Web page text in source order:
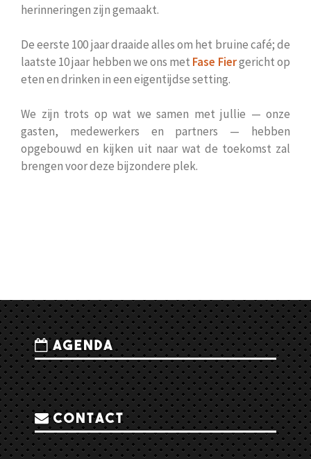
herinneringen zijn gemaakt.
De eerste 100 jaar draaide alles om het bruine café; de
laatste 10 jaar hebben we ons met Fase Fiergericht op
eten en drinken in een eigentijdse setting.
We zijn trots op wat we samen met jullie — onze
gasten, medewerkers en partners — hebben
opgebouwd en kijken uit naar wat de toekomst zal
brengen voor deze bijzondere plek.
Agenda
Contact